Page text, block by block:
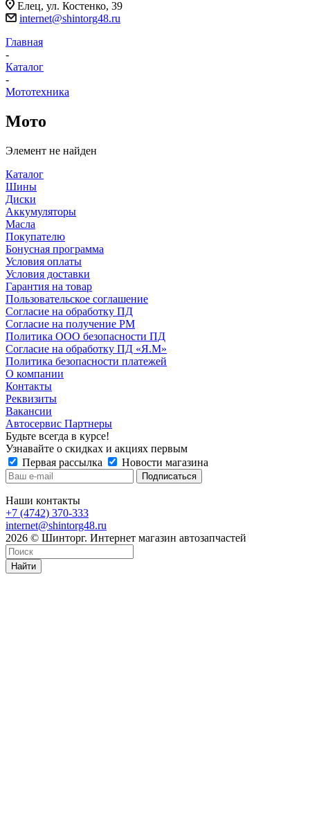
Елец, ул. Костенко, 39
internet@shintorg48.ru
Главная
-
Каталог
-
Мототехника
Мото
Элемент не найден
Каталог
Шины
Диски
Аккумуляторы
Масла
Покупателю
Бонусная программа
Условия оплаты
Условия доставки
Гарантия на товар
Пользовательское соглашение
Согласие на обработку ПД
Согласие на получение РМ
Политика ООО безопасности ПД
Согласие на обработку ПД «Я.М»
Политика безопасности платежей
О компании
Контакты
Реквизиты
Вакансии
Автосервис Партнеры
Будьте всегда в курсе!
Узнавайте о скидках и акциях первым
Первая рассылка
Новости магазина
Наши контакты
+7 (4742) 370-333
internet@shintorg48.ru
2026 © Шинторг. Интернет магазин автозапчастей
Найти